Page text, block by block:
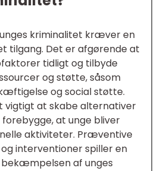
kriminalitet kræver en
tilgang. Det er afgørende at
tidligt og tilbyde
og støtte, såsom
og social støtte.
vigtigt at skabe alternativer
at unge bliver
aktiviteter. Præventive
interventioner spiller en
af unges